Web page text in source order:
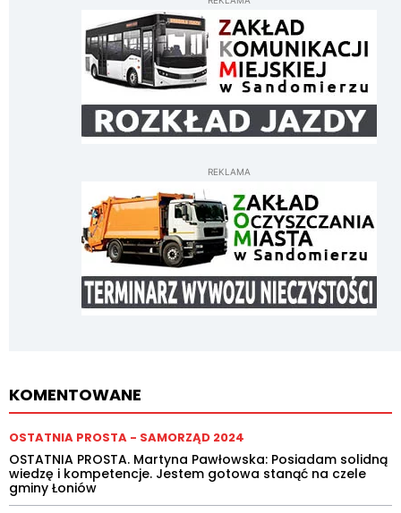
REKLAMA
KOMENTOWANE
OSTATNIA PROSTA - SAMORZĄD 2024
OSTATNIA PROSTA. Martyna Pawłowska: Posiadam solidną
wiedzę i kompetencje. Jestem gotowa stanąć na czele
gminy Łoniów